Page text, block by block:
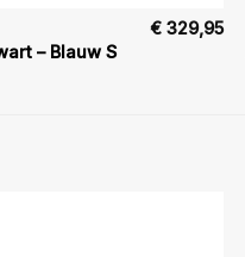
– Blauw S
€329,95